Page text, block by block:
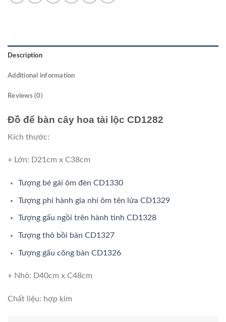
Description
Additional information
Reviews (0)
Đồ để bàn cây hoa tài lộc CD1282
Kích thước:
+ Lớn: D21cm x C38cm
Tượng bé gái ôm đèn CD1330
Tượng phi hành gia nhí ôm tên lửa CD1329
Tượng gấu ngồi trên hành tinh CD1328
Tượng thỏ bồi bàn CD1327
Tượng gấu cõng bàn CD1326
+ Nhỏ: D40cm x C48cm
Chất liệu: hợp kim